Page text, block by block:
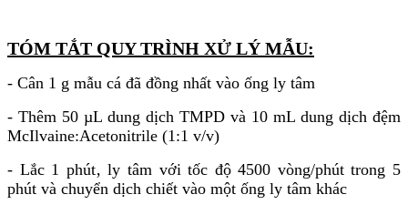
TÓM TẮT QUY TRÌNH XỬ LÝ MẪU:
- Cân 1 g mẫu cá đã đồng nhất vào ống ly tâm
- Thêm 50 µL dung dịch TMPD và 10 mL dung dịch đệm
McIlvaine:Acetonitrile (1:1 v/v)
- Lắc 1 phút‚ ly tâm với tốc độ 4500 vòng/phút trong 5
phút và chuyển dịch chiết vào một ống ly tâm khác